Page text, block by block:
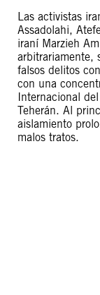
Las activistas
Assadolahi,
iraní Marzieh
arbitrariamente,
falsos delitos
con una
Internacional
Teherán. Al
aislamiento
malos tratos.